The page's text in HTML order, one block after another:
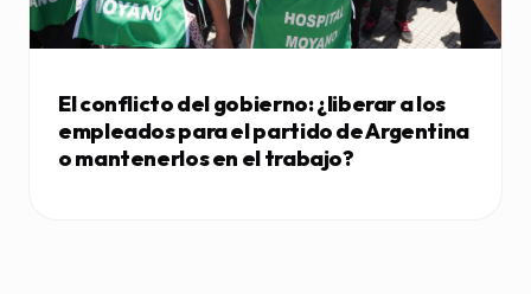
El conflicto del gobierno: ¿liberar a los
empleados para el partido de Argentina
o mantenerlos en el trabajo?